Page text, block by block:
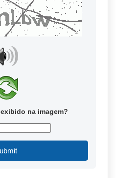
na imagem?